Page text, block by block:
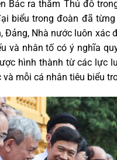
ra thăm Thủ đô
biểu trong đoàn đã
Nhà nước luôn xác
và nhân tố có ý nghĩa
hình thành từ các lực
mỗi cá nhân tiêu biểu